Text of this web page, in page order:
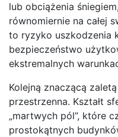
lub obciążenia
równomiernie na całej
to ryzyko uszkodzenia
bezpieczeństwo
ekstremalnych
Kolejną znaczącą
przestrzenna. Kształt
„martwych pól”, które
prostokątnych